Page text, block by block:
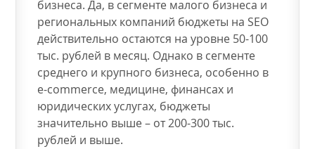
бизнеса. Да, в сегменте малого бизнеса и
региональных компаний бюджеты на SEO
действительно остаются на уровне 50-100
тыс. рублей в месяц. Однако в сегменте
среднего и крупного бизнеса, особенно в
e-commerce, медицине, финансах и
юридических услугах, бюджеты
значительно выше – от 200-300 тыс.
рублей и выше.